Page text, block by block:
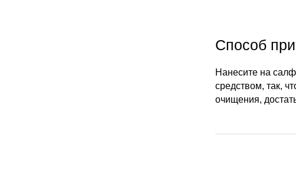
Способ
Нанесите на
средством, так,
очищения,